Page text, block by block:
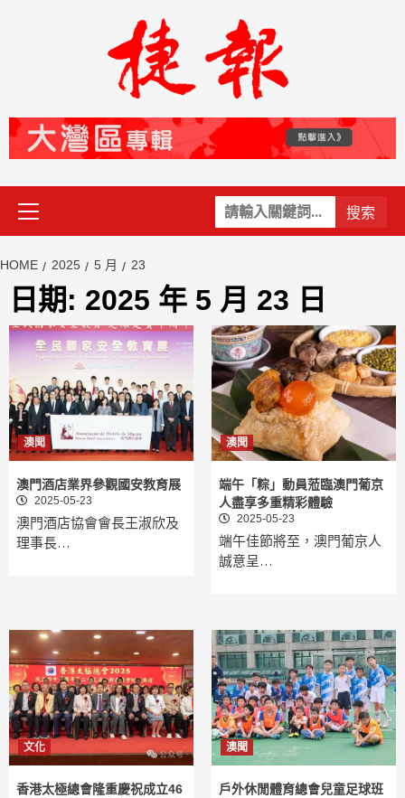
關
鍵
Primary
Menu
HOME 2025 5 月 23
日期: 2025 年 5 月 23 日
澳聞
澳門酒店業界參觀國安教育展
2025-05-23
澳門酒店協會會長王淑欣及
理事長…
澳聞
端午「粽」動員蒞臨澳門葡京
人盡享多重精彩體驗
2025-05-23
端午佳節將至，澳門葡京人
誠意呈…
文化
香港太極總會隆重慶祝成立46
澳聞
戶外休閒體育總會兒童足球班